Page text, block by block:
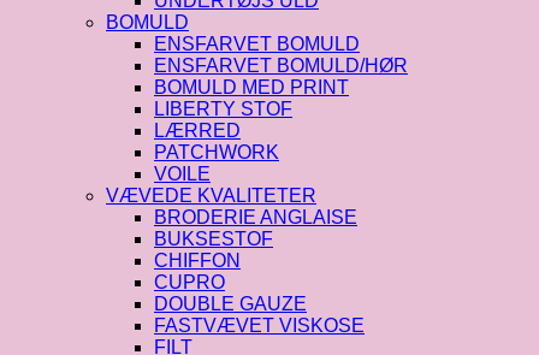
BOMULD
ENSFARVET BOMULD
ENSFARVET BOMULD/HØR
BOMULD MED PRINT
LIBERTY STOF
LÆRRED
PATCHWORK
VOILE
VÆVEDE KVALITETER
BRODERIE ANGLAISE
BUKSESTOF
CHIFFON
CUPRO
DOUBLE GAUZE
FASTVÆVET VISKOSE
FILT